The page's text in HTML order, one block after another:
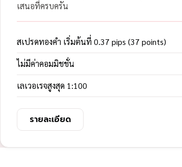
เสนอที่ครบครัน
สเปรดทองคำ เริ่มต้นที่ 0.37 pips (37 points)
ไม่มีค่าคอมมิชชั่น
เลเวอเรจสูงสุด 1:100
รายละเอียด